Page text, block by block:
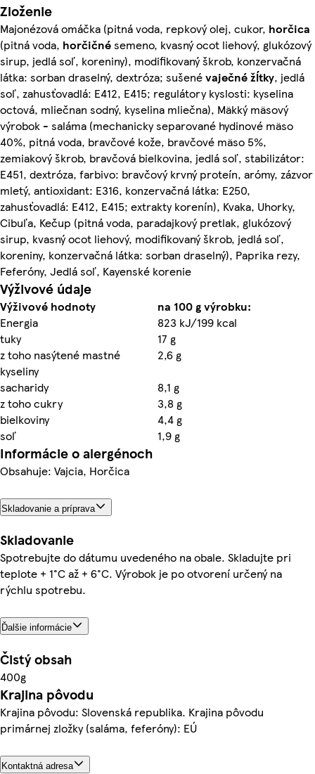
Zloženie
Majonézová omáčka (pitná voda, repkový olej, cukor, horčica
(pitná voda, horčičnésemeno, kvasný ocot liehový, glukózový
sirup, jedlá soľ, koreniny), modifikovaný škrob, konzervačná
látka: sorban draselný, dextróza; sušenévaječnéžĺtky, jedlá
soľ, zahusťovadlá: E412, E415; regulátory kyslosti: kyselina
octová, mliečnan sodný, kyselina mliečna), Mäkký mäsový
výrobok - saláma (mechanicky separované hydinové mäso
40%, pitná voda, bravčové kože, bravčové mäso 5%,
zemiakový škrob, bravčová bielkovina, jedlá soľ, stabilizátor:
E451, dextróza, farbivo: bravčový krvný proteín, arómy, zázvor
mletý, antioxidant: E316, konzervačná látka: E250,
zahusťovadlá: E412, E415; extrakty korenín), Kvaka, Uhorky,
Cibuľa, Kečup (pitná voda, paradajkový pretlak, glukózový
sirup, kvasný ocot liehový, modifikovaný škrob, jedlá soľ,
koreniny, konzervačná látka: sorban draselný), Paprika rezy,
Feferóny, Jedlá soľ, Kayenské korenie
Výživové údaje
Výživové hodnoty
na 100 g výrobku:
Energia
823 kJ/199 kcal
tuky
17 g
z toho nasýtené mastné
kyseliny
2,6 g
sacharidy
8,1 g
z toho cukry
3,8 g
bielkoviny
4,4 g
soľ
1,9 g
Informácie o alergénoch
Obsahuje: Vajcia, Horčica
Skladovanie a príprava
Skladovanie
Spotrebujte do dátumu uvedeného na obale. Skladujte pri
teplote + 1°C až + 6°C. Výrobok je po otvorení určený na
rýchlu spotrebu.
Ďalšie informácie
Čistý obsah
400g
Krajina pôvodu
Krajina pôvodu: Slovenská republika. Krajina pôvodu
primárnej zložky (saláma, feferóny): EÚ
Kontaktná adresa